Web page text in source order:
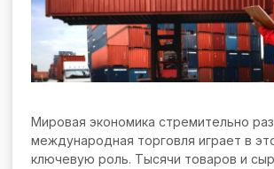
Мировая экономика стремительно
международная торговля играет в
ключевую роль. Тысячи товаров и